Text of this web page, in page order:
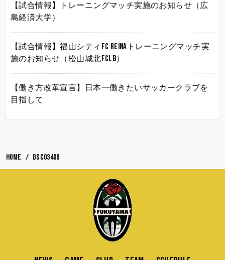
【試合情報】トレーニングマッチ実施のお知らせ（広
島経済大学）
【試合情報】福山シティFC Reinaトレーニングマッチ実
施のお知らせ（松山城北FCLB）
【働き方改革宣言】日本一働きたいサッカークラブを
目指して
HOME DSC03409